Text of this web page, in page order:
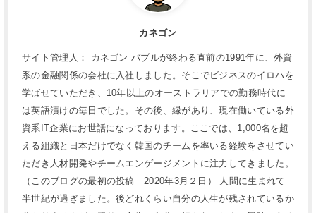
カネゴン
サイト管理人： カネゴン バブルが終わる直前の1991年に、外資
系の金融関係の会社に入社しました。そこでビジネスのイロハを
学ばせていただき、10年以上のオーストラリアでの勤務時代に
は英語漬けの毎日でした。その後、縁があり、現在働いている外
資系IT企業にお世話になっております。ここでは、1,000名を超
える組織と日本だけでなく韓国のチームを率いる経験をさせてい
ただき人材開発やチームエンゲージメントに注力してきました。
（このブログの最初の投稿 2020年3月２日） 人間に生まれて
半世紀が過ぎました。後どれくらい自分の人生が残されているか